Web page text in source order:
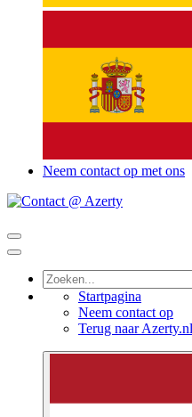
Neem contact op met ons
Startpagina
Neem contact op
Terug naar Azerty.nl